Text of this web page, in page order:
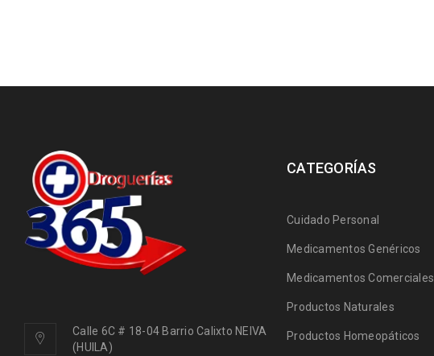
Calle 6C # 18-04 Barrio Calixto NEIVA
(HUILA)
CATEGORÍAS
Cuidado Personal
Medicamentos Genéricos
Medicamentos Comerciales
Productos Naturales
Productos Homeopáticos